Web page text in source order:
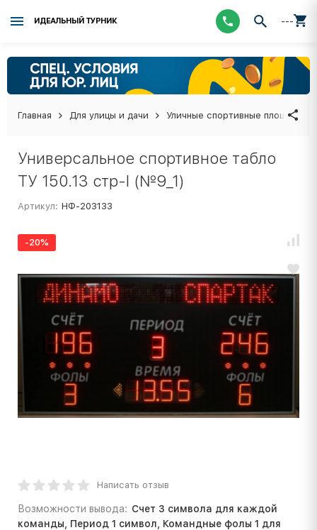
ИДЕАЛЬНЫЙ ТУРНИК ---
Главная Для улицы и дачи Уличные спортивные площадки
Универсальное спортивное табло
ТУ 150.13 стр-I (№9_1)
Артикул: НФ-203133
-20%
Написать отзыв
Возможности вывода: Счет 3 символа для каждой
команды, Период 1 символ, Командные фолы 1 для